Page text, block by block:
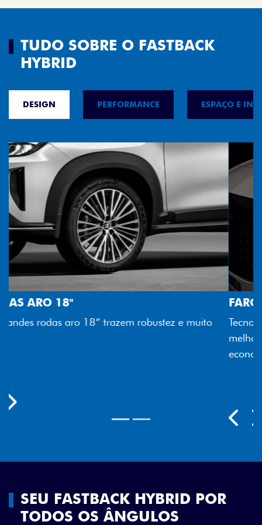
TUDO SOBRE O FASTBACK
HYBRID
DESIGN PERFORMANCE ESPAÇO E
FAROL FULL LED
Tecnologia dos faróis totalmente em LED garante
melhor luminosidade, maior durabilidade e mais
SEU FASTBACK HYBRID POR
TODOS OS ÂNGULOS